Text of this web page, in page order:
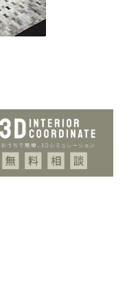
つ異なるデザ
ます。